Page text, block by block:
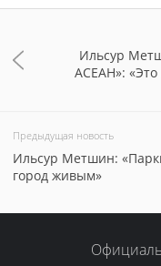
Ильсур
АСЕАН»: «Это
Предыдущая новость
Ильсур Метшин:
город живым»